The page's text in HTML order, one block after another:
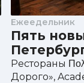
550 ₽
Ежеедельник
Пять
Рестораны
Дорого»,